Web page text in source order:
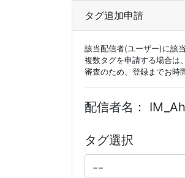
タグ追加申請
該当配信者(ユーザー)に該
複数タグを申請する場合は
審査のため、登録までお時
配信者名：
タグ選択